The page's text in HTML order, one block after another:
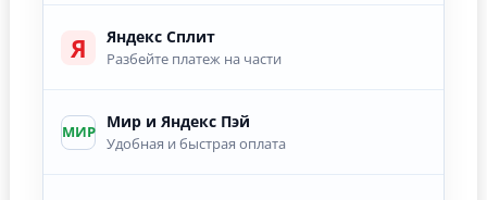
Я Яндекс Сплит
Разбейте платеж на части
МИР
Мир и Яндекс Пэй
Удобная и быстрая оплата